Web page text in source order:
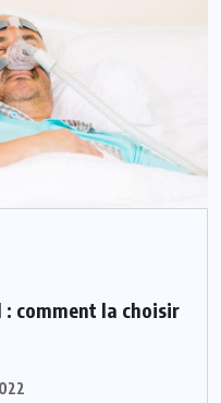
: comment la choisir